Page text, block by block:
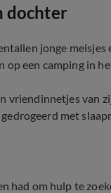
dochter
jonge
op een camping in
vriendinnetjes van
met
had om hulp te